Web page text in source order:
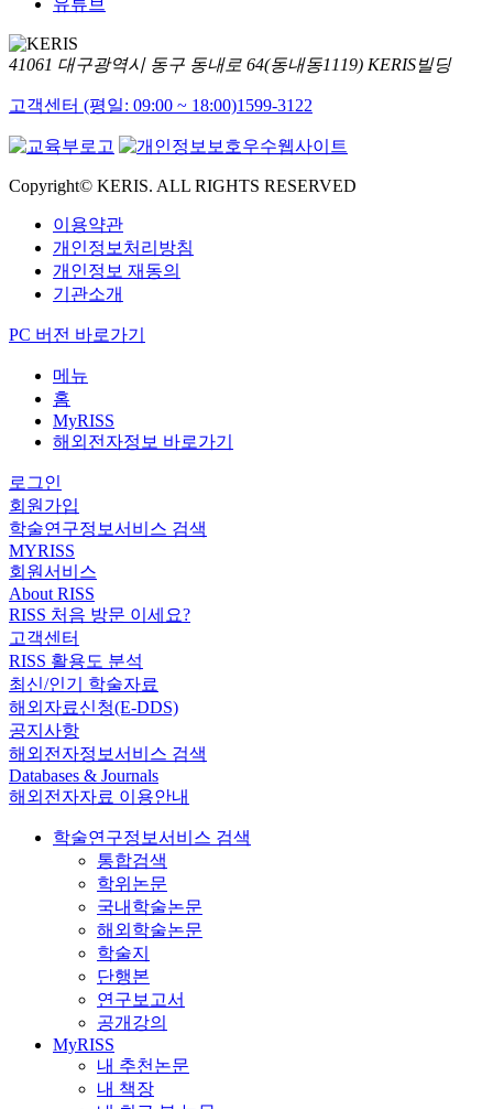
유튜브
41061 대구광역시 동구 동내로 64(동내동1119) KERIS빌딩
고객센터 (평일: 09:00 ~ 18:00)1599-3122
Copyright© KERIS. ALL RIGHTS RESERVED
이용약관
개인정보처리방침
개인정보 재동의
기관소개
PC 버전 바로가기
메뉴
홈
MyRISS
해외전자정보 바로가기
로그인
회원가입
학술연구정보서비스 검색
MYRISS
회원서비스
About RISS
RISS 처음 방문 이세요?
고객센터
RISS 활용도 분석
최신/인기 학술자료
해외자료신청(E-DDS)
공지사항
해외전자정보서비스 검색
Databases & Journals
해외전자자료 이용안내
학술연구정보서비스 검색
통합검색
학위논문
국내학술논문
해외학술논문
학술지
단행본
연구보고서
공개강의
MyRISS
내 추천논문
내 책장